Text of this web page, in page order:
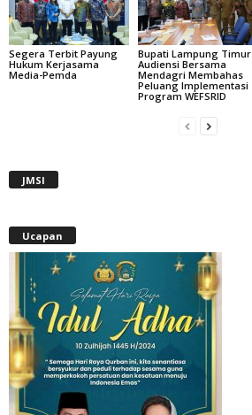
Segera Terbit Payung
Hukum Kerjasama
Media-Pemda
Bupati Lampung Timur
Audiensi Bersama
Mendagri Membahas
Peluang Implementasi
Program WEFSRID
JMSI
Ucapan